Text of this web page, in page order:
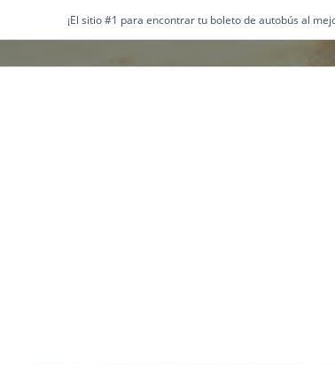
¡El sitio #1 para encontrar tu boleto de autobús al